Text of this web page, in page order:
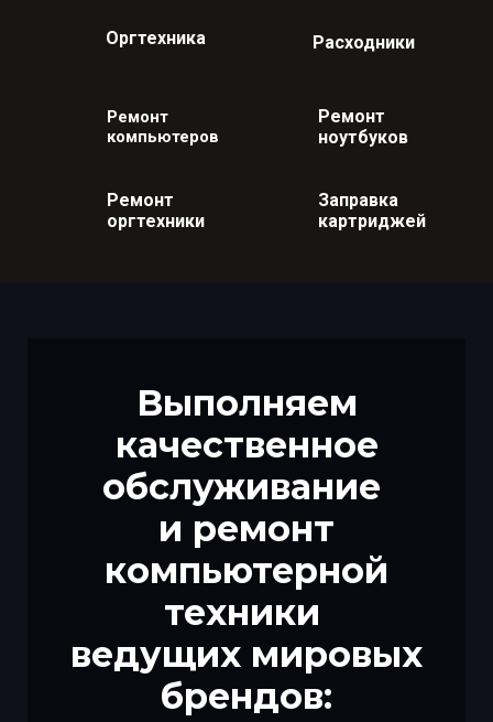
Расходники
Оргтехника
Ремонт
компьютеров
Ремонт
ноутбуков
Заправка
картриджей
Ремонт
оргтехники
Выполняем
качественное
обслуживание
и ремонт
компьютерной
техники
ведущих мировых
брендов: